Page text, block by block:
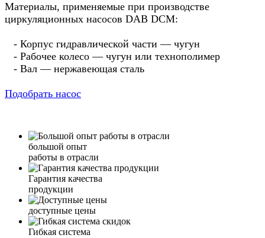
Материалы, применяемые при производстве
циркуляционных насосов DAB DCM:
- Корпус гидравлической части — чугун
- Рабочее колесо — чугун или технополимер
- Вал — нержавеющая сталь
Подобрать насос
большой опыт
работы в отрасли
Гарантия качества
продукции
доступные цены
Гибкая система